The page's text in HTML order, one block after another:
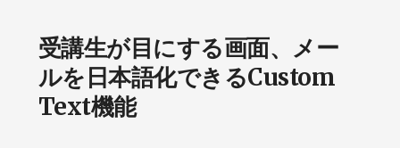
受講生が目にする画面、メー
ルを日本語化できるCustom
Text機能